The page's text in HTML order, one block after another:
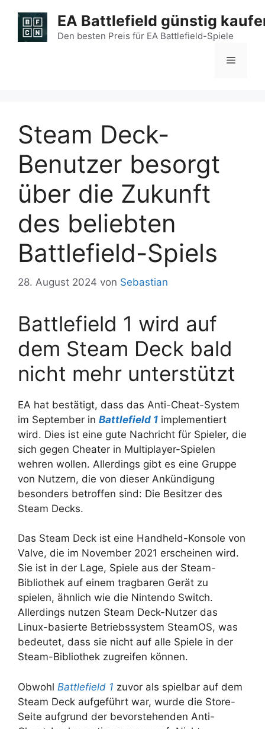
Inhalt
springen
EA Battlefield günstig
Den besten Preis für EA Battlefield-Spiele
Menü
Steam Deck-
Benutzer besorgt
über die Zukunft
des beliebten
Battlefield-Spiels
28. August 2024 von Sebastian
Battlefield 1 wird auf
dem Steam Deck bald
nicht mehr unterstützt
EA hat bestätigt, dass das Anti-Cheat-System
im September in Battlefield 1 implementiert
wird. Dies ist eine gute Nachricht für Spieler, die
sich gegen Cheater in Multiplayer-Spielen
wehren wollen. Allerdings gibt es eine Gruppe
von Nutzern, die von dieser Ankündigung
besonders betroffen sind: Die Besitzer des
Steam Decks.
Das Steam Deck ist eine Handheld-Konsole von
Valve, die im November 2021 erscheinen wird.
Sie ist in der Lage, Spiele aus der Steam-
Bibliothek auf einem tragbaren Gerät zu
spielen, ähnlich wie die Nintendo Switch.
Allerdings nutzen Steam Deck-Nutzer das
Linux-basierte Betriebssystem SteamOS, was
bedeutet, dass sie nicht auf alle Spiele in der
Steam-Bibliothek zugreifen können.
Obwohl Battlefield 1 zuvor als spielbar auf dem
Steam Deck aufgeführt war, wurde die Store-
Seite aufgrund der bevorstehenden Anti-